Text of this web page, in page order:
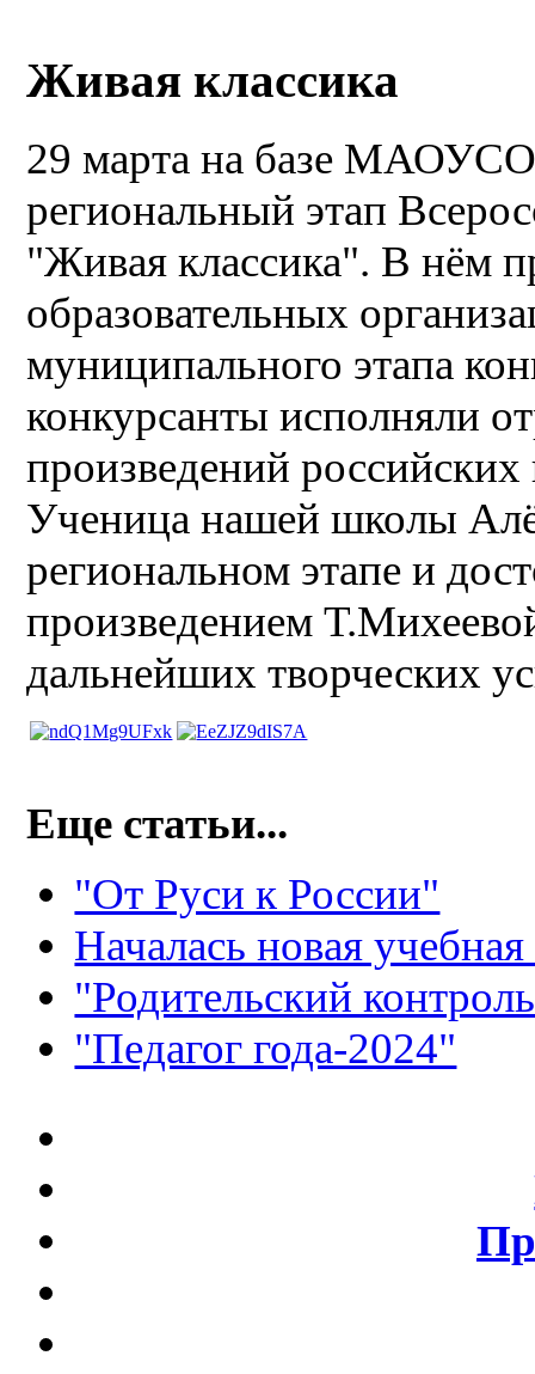
Живая классика
29 марта на базе
региональный этап
"Живая классика". В нём
образовательных
муниципального этапа
конкурсанты исполняли
произведений
Ученица нашей школы
региональном этапе и
произведением
дальнейших творческих
Еще статьи...
"От Руси к России"
Началась новая
"Родительский
"Педагог года-2024"